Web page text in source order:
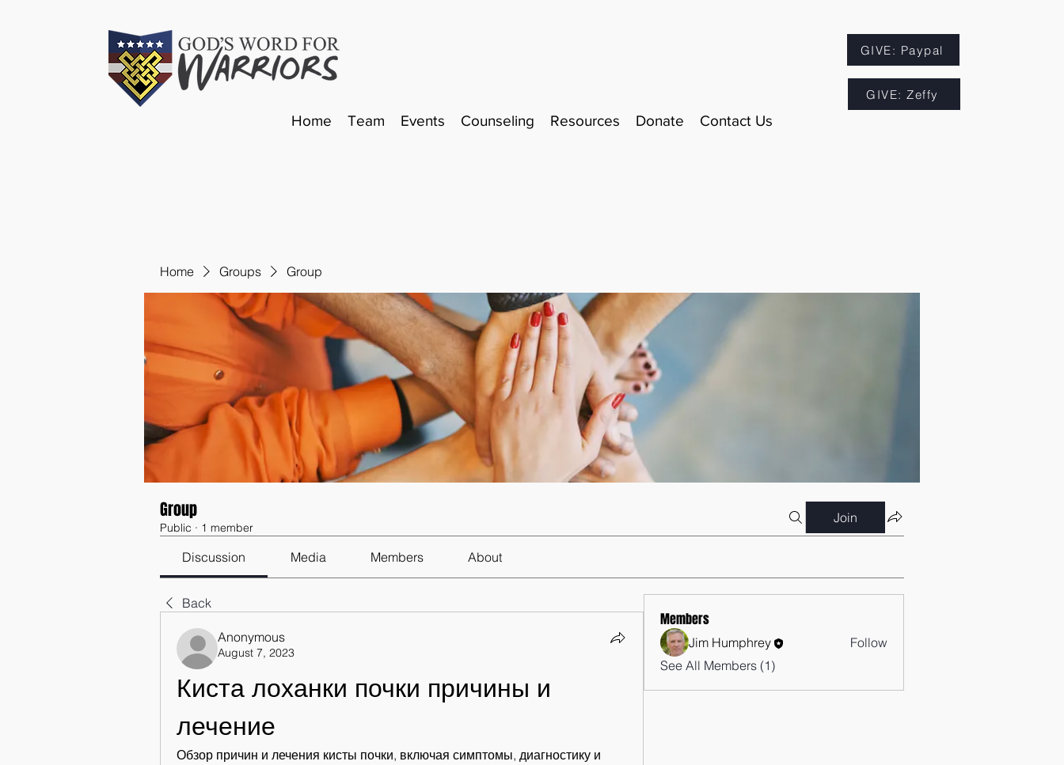
GIVE: Paypal
GIVE: Zeffy
Home Team Events Counseling Resources Donate Contact Us
Home Groups Group
Group
Public · 1 member
Join
Discussion Media Members About
Back
Anonymous
August 7, 2023
Киста лоханки почки причины и
лечение
Обзор причин и лечения кисты почки, включая симптомы, диагностику и
Members
Jim Humphrey
Follow
See All Members (1)